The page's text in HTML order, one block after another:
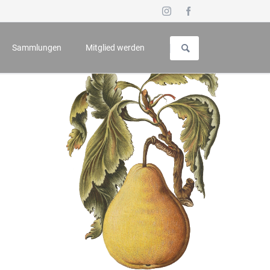
überspringen
für Geschichte und Kunst
Sammlungen Mitglied werden